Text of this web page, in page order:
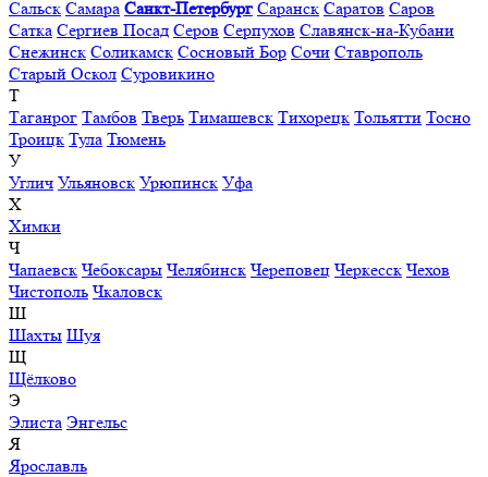
Сальск Самара Санкт-Петербург Саранск Саратов Саров
Сатка Сергиев Посад Серов Серпухов Славянск-на-Кубани
Снежинск Соликамск Сосновый Бор Сочи Ставрополь
Старый Оскол Суровикино
Т
Таганрог Тамбов Тверь Тимашевск Тихорецк Тольятти Тосно
Троицк Тула Тюмень
У
Углич Ульяновск Урюпинск Уфа
Х
Химки
Ч
Чапаевск Чебоксары Челябинск Череповец Черкесск Чехов
Чистополь Чкаловск
Ш
Шахты Шуя
Щ
Щёлково
Э
Элиста Энгельс
Я
Ярославль